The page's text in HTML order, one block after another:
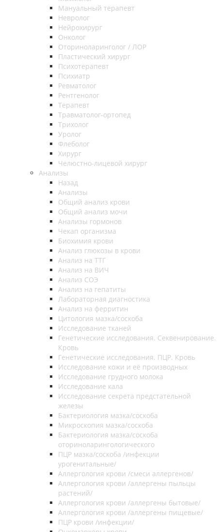
Мануальный терапевт
Невролог
Нейрохирург
Онколог
Оториноларинголог / ЛОР
Пластический хирург
Психотерапевт
Психиатр
Ревматолог
Рентгенолог
Терапевт
Травматолог-ортопед
Трихолог
Уролог
Флеболог
Хирург
Челюстно-лицевой хирург
Анализы
Назад
Анализы
Общий анализ крови
Общий анализ мочи
Анализы гормонов
Чекап организма
Биохимия крови
Анализ глюкозы в крови
Анализ на ТТГ
Анализ на ВИЧ
Анализ СОЭ
Анализ на гепатиты
Лабораторная диагностика
Анализ на ферритин
Цитология мазка/соскоба
Исследование тканей
Генетические исследования. Секвенирование.
Кровь
Генетические исследования. ПЦР. Кровь
Исследование кожи и её производных
Исследование грудного молока
Исследование кала
Исследование секрета предстательной
железы
Бактериология мазка/соскоба
Микроскопия мазка/соскоба
Бактериология мазка/соскоба
оториноларингологического
ПЦР мазка/соскоба /инфекции
урогенитальные/
Аллергология крови /смеси аллергенов/
Аллергология крови /аллергены пыльцы
растений/
Аллергология крови /аллергены бытовые/
Аллергология крови /аллергены пищевые/
ПЦР крови /инфекции/